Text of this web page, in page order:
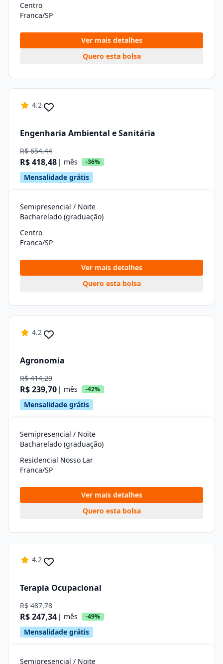
Centro
Franca/SP
Ver mais detalhes
Quero esta bolsa
4.2
Engenharia Ambiental e Sanitária
R$ 654,44
R$ 418,48 | mês -36%
Mensalidade grátis
Semipresencial / Noite
Bacharelado (graduação)
Centro
Franca/SP
Ver mais detalhes
Quero esta bolsa
4.2
Agronomia
R$ 414,29
R$ 239,70 | mês -42%
Mensalidade grátis
Semipresencial / Noite
Bacharelado (graduação)
Residencial Nosso Lar
Franca/SP
Ver mais detalhes
Quero esta bolsa
4.2
Terapia Ocupacional
R$ 487,78
R$ 247,34 | mês -49%
Mensalidade grátis
Semipresencial / Noite